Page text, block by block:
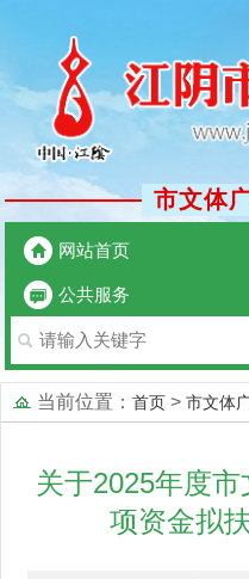
市文体
网站首页
公共服务
当前位置： 首页 > 市文体
关于2025年度
项资金拟